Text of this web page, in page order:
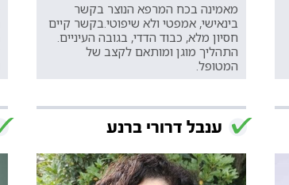
מאמינה בכח המרפא הנוצר בקשר
בינאישי, אמפטי ולא שיפוטי.בקשר קיים
חסיון מלא, כבוד הדדי, בגובה העיניים.
התהליך מוגן ומותאם לקצב של
המטופל.
ענבל דרורי ברנע